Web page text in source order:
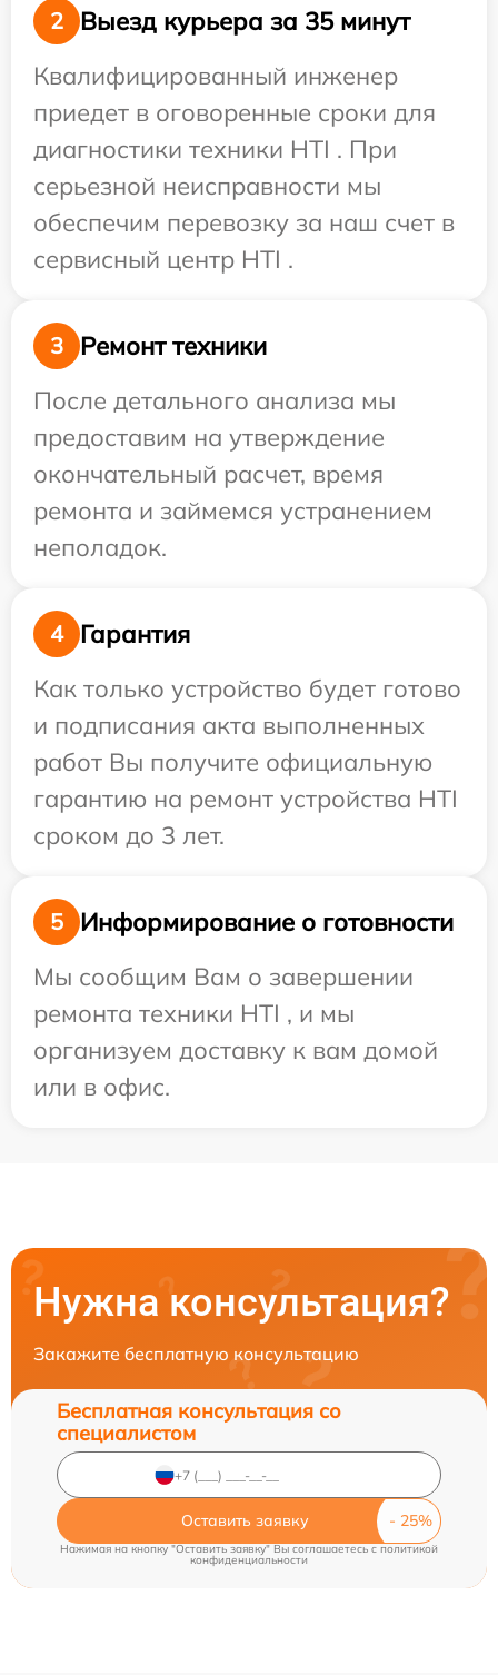
2
Выезд курьера за 35 минут
Квалифицированный инженер
приедет в оговоренные сроки для
диагностики техники HTI . При
серьезной неисправности мы
обеспечим перевозку за наш счет в
сервисный центр HTI .
3
Ремонт техники
После детального анализа мы
предоставим на утверждение
окончательный расчет, время
ремонта и займемся устранением
неполадок.
4
Гарантия
Как только устройство будет готово
и подписания акта выполненных
работ Вы получите официальную
гарантию на ремонт устройства HTI
сроком до 3 лет.
5
Информирование о готовности
Мы сообщим Вам о завершении
ремонта техники HTI , и мы
организуем доставку к вам домой
или в офис.
Нужна консультация?
Закажите бесплатную консультацию
Бесплатная консультация со
специалистом
Оставить заявку
Нажимая на кнопку "Оставить заявку" Вы соглашаетесь cполитикой
конфиденциальности